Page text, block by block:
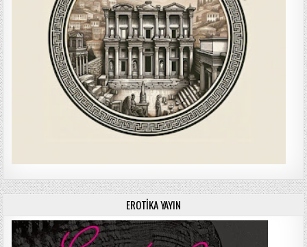
EROTIKA YAYIN